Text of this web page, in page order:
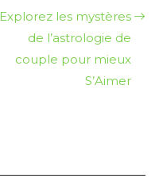
Explorez les mystères
de l’astrologie de
couple pour mieux
S’Aimer